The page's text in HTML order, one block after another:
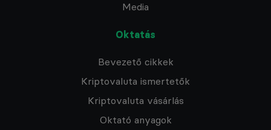
Media
Oktatás
Bevezető cikkek
Kriptovaluta ismertetők
Kriptovaluta vásárlás
Oktató anyagok